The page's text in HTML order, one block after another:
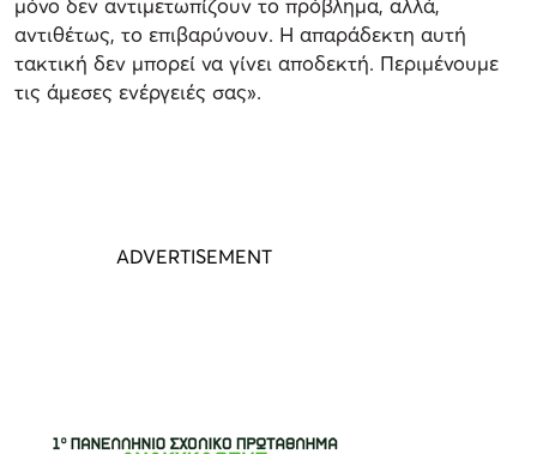
μόνο δεν αντιμετωπίζουν το πρόβλημα, αλλά,
αντιθέτως, το επιβαρύνουν. Η απαράδεκτη αυτή
τακτική δεν μπορεί να γίνει αποδεκτή. Περιμένουμε
τις άμεσες ενέργειές σας».